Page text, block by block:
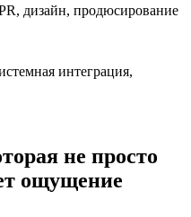
дизайн, продюсирование
интеграция,
не просто
ощущение